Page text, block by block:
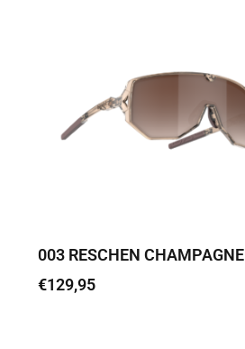
003 RESCHEN CHAMPAGNE
€129,95